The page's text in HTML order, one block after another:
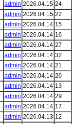
admin 2026.04.15 24
admin 2026.04.15 22
admin 2026.04.14 15
admin 2026.04.14 16
admin 2026.04.14 27
admin 2026.04.14 32
admin 2026.04.14 21
admin 2026.04.14 20
admin 2026.04.14 13
admin 2026.04.14 29
admin 2026.04.14 17
admin 2026.04.13 12